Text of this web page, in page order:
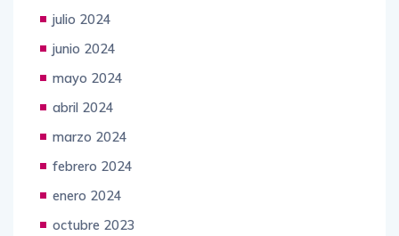
julio 2024
junio 2024
mayo 2024
abril 2024
marzo 2024
febrero 2024
enero 2024
octubre 2023